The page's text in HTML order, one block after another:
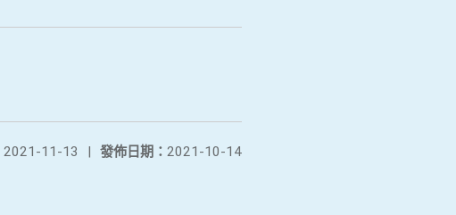
發佈日期： 2021-10-14
2021-11-13 |